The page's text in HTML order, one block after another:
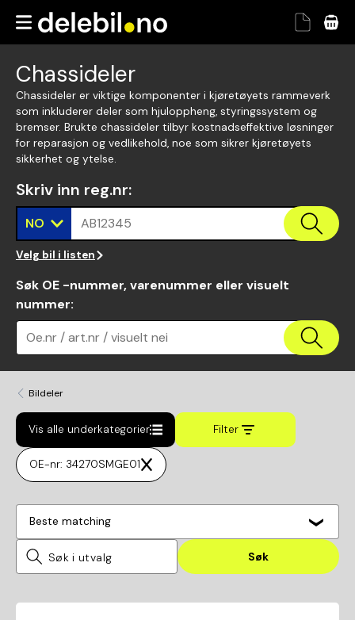
Chassideler
Chassideler er viktige komponenter i kjøretøyets rammeverk
som inkluderer deler som hjuloppheng, styringssystem og
bremser. Brukte chassideler tilbyr kostnadseffektive løsninger
for reparasjon og vedlikehold, noe som sikrer kjøretøyets
sikkerhet og ytelse.
Skriv inn reg.nr:
NO AB12345
Velg bil i listen
Søk OE -nummer, varenummer eller visuelt
nummer:
Oe.nr / art.nr / visuelt nei
Bildeler
Vis alle underkategorier Filter
OE-nr: 34270SMGE01
Beste matching
Søk